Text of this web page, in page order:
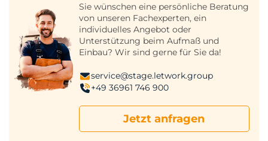
Sie wünschen eine persönliche Beratung
von unseren Fachexperten, ein
individuelles Angebot oder
Unterstützung beim Aufmaß und
Einbau? Wir sind gerne für Sie da!
service@stage.letwork.group
+49 36961 746 900
Jetzt anfragen